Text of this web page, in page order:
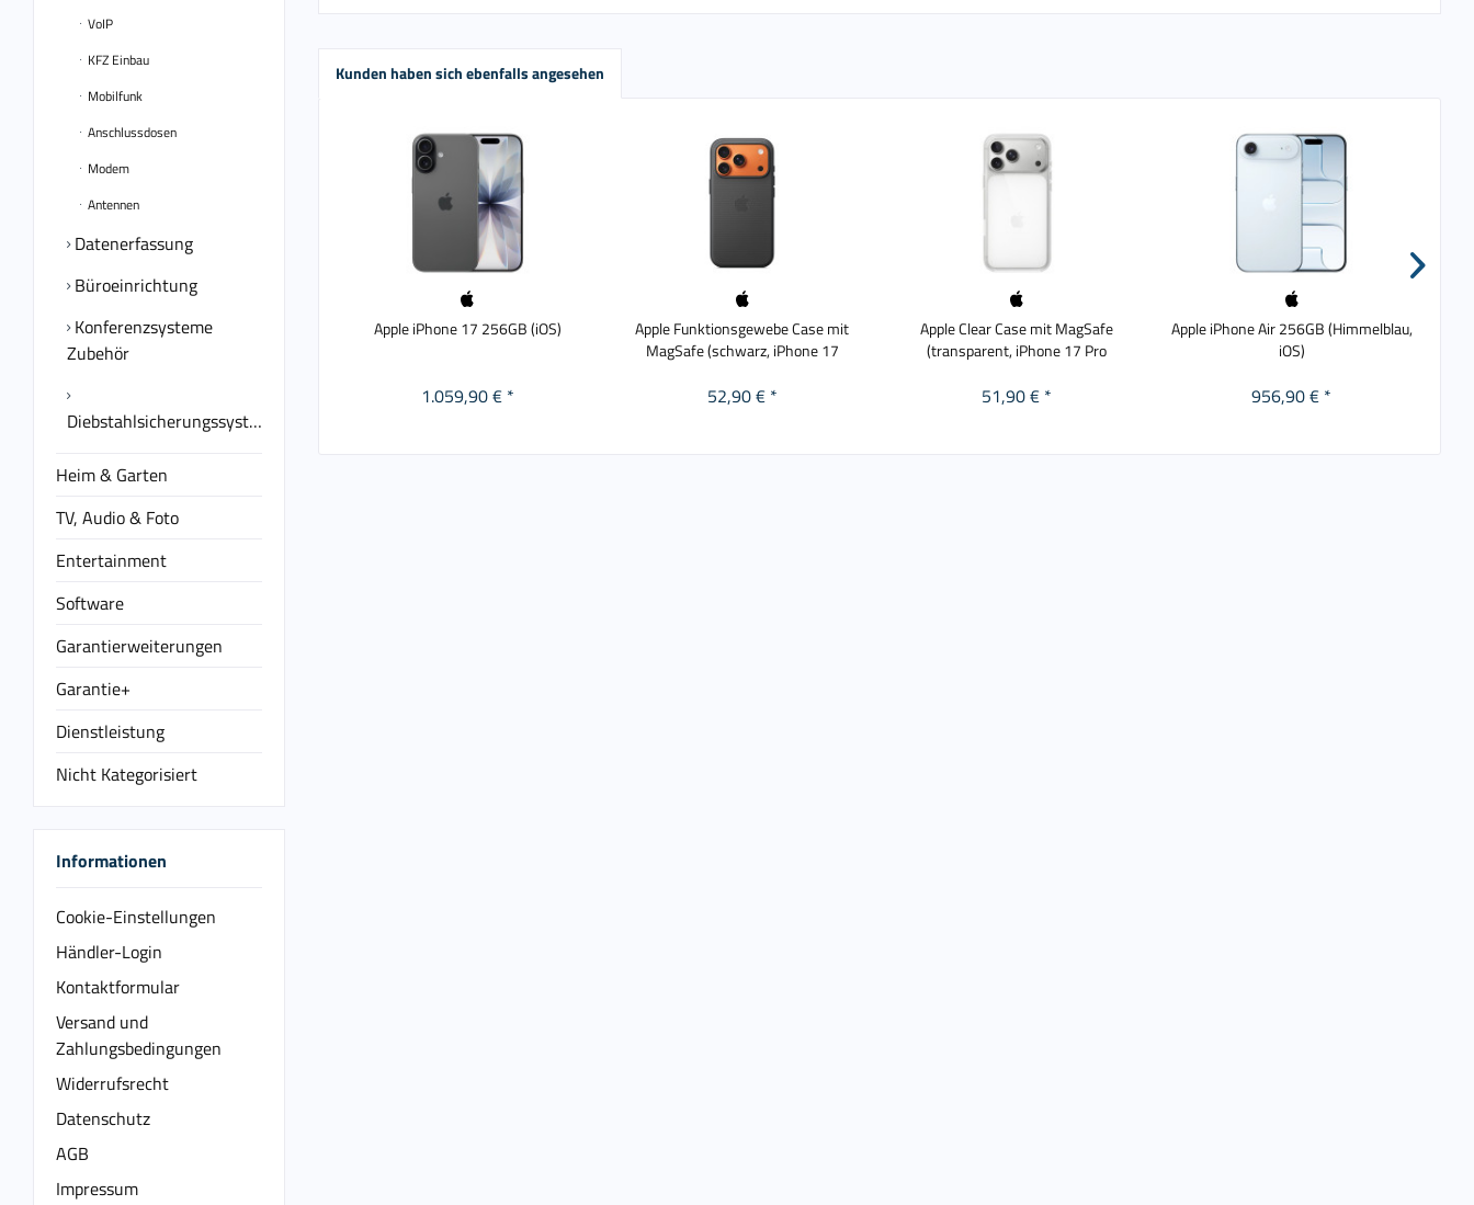
VoIP
KFZ Einbau
Mobilfunk
Anschlussdosen
Modem
Antennen
Datenerfassung
Büroeinrichtung
Konferenzsysteme
Zubehör
Diebstahlsicherungssysteme
Heim & Garten
TV, Audio & Foto
Entertainment
Software
Garantierweiterungen
Garantie+
Dienstleistung
Nicht Kategorisiert
Informationen
Cookie-Einstellungen
Händler-Login
Kontaktformular
Versand und
Zahlungsbedingungen
Widerrufsrecht
Datenschutz
AGB
Impressum
Kunden haben sich ebenfalls angesehen
Apple iPhone 17 256GB (iOS)
1.059,90 € *
Apple Funktionsgewebe Case mit
MagSafe (schwarz, iPhone 17
52,90 € *
Apple Clear Case mit MagSafe
(transparent, iPhone 17 Pro
51,90 € *
Apple iPhone Air 256GB (Himmelblau,
iOS)
956,90 € *